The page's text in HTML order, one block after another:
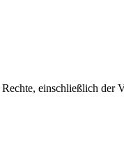
einschließlich der